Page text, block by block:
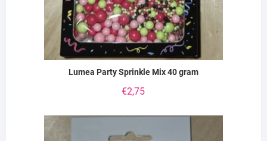
Lumea Party Sprinkle Mix 40 gram
€2,75